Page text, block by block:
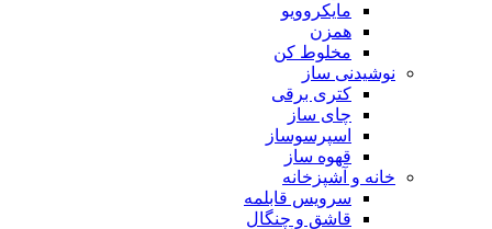
مایکروویو
همزن
مخلوط کن
نوشیدنی ساز
کتری برقی
چای ساز
اسپرسوساز
قهوه ساز
خانه و آشپزخانه
سرویس قابلمه
قاشق و چنگال